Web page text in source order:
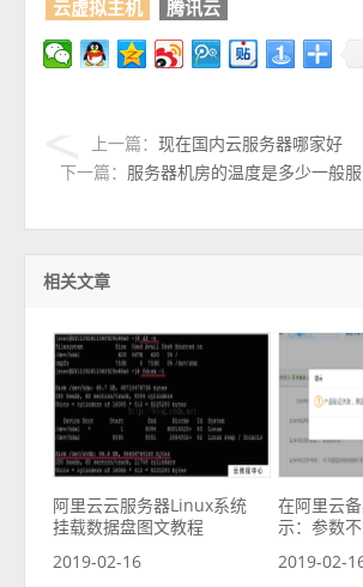
云虚拟主机
腾讯云
上一篇： 现在国内云服务器哪家好
下一篇： 服务器机房的温度是多少一般
相关文章
阿里云云服务器Linux系统
挂载数据盘图文教程
2019-02-16
在阿里云
示：参数
2019-02-